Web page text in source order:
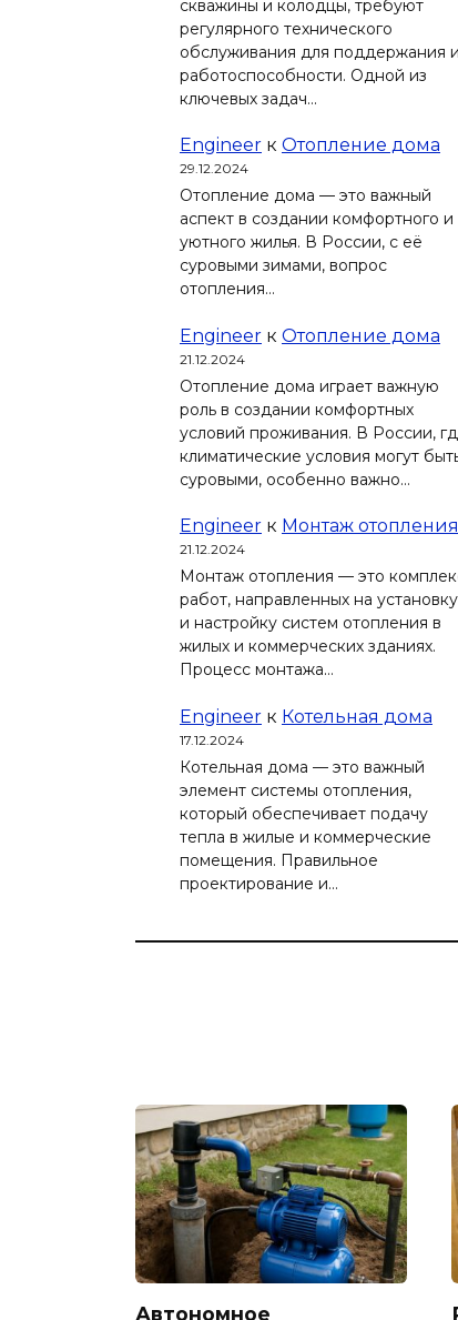
скважины и колодцы, требуют
регулярного технического
обслуживания для поддержания
работоспособности. Одной из
ключевых задач…
Engineer к Отопление дома
29.12.2024
Отопление дома — это важный
аспект в создании комфортного и
уютного жилья. В России, с её
суровыми зимами, вопрос
отопления…
Engineer к Отопление дома
21.12.2024
Отопление дома играет важную
роль в создании комфортных
условий проживания. В России,
климатические условия могут
суровыми, особенно важно…
Engineer к Монтаж отопления
21.12.2024
Монтаж отопления — это
работ, направленных на установку
и настройку систем отопления в
жилых и коммерческих зданиях.
Процесс монтажа…
Engineer к Котельная дома
17.12.2024
Котельная дома — это важный
элемент системы отопления,
который обеспечивает подачу
тепла в жилые и коммерческие
помещения. Правильное
проектирование и…
Автономное